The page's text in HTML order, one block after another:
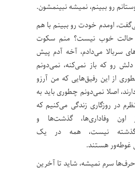
رو ببینم، نمیشه نبینمشون.
اومدم خودت رو ببینم با هم
حالت خوب نیست؟ منم سکوت
سربالا می‌دادم، آخه آدم پیش
رو که باز نمی‌کنه، نمی‌دونم
از این رفیق‌هایی که من آرزو
اصلا نمی‌دونم چطوری باید به
در روزگاری زندگی می‌کنیم که
وفاداری‌ها، گذشت‌ها و
گذشته نیست، همه در یک
هستند.
سرم نمیشه، شاید تا آخرین